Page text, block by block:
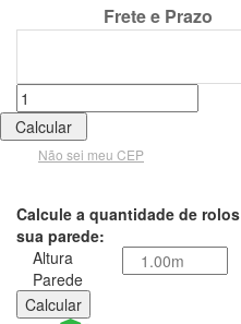
Calcular o Frete
Não sei meu CEP
Calcule a quantidade de
sua parede:
Altura
Parede
Calcular